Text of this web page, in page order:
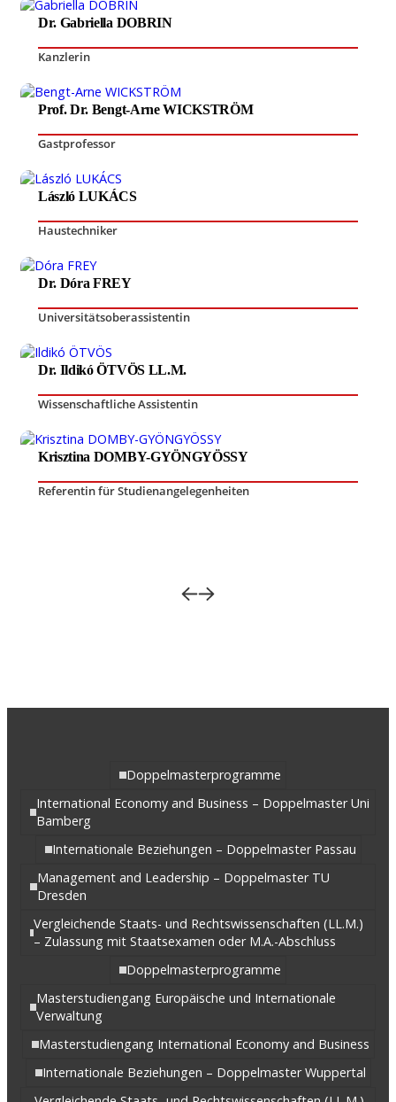
Dr. Gabriella DOBRIN
Kanzlerin
Prof. Dr. Bengt-Arne WICKSTRÖM
Gastprofessor
László LUKÁCS
Haustechniker
Dr. Dóra FREY
Universitätsoberassistentin
Dr. Ildikó ÖTVÖS LL.M.
Wissenschaftliche Assistentin
Krisztina DOMBY-GYÖNGYÖSSY
Referentin für Studienangelegenheiten
Doppelmasterprogramme
International Economy and Business – Doppelmaster Uni
Bamberg
Internationale Beziehungen – Doppelmaster Passau
Management and Leadership – Doppelmaster TU
Dresden
Vergleichende Staats- und Rechtswissenschaften (LL.M.)
– Zulassung mit Staatsexamen oder M.A.-Abschluss
Doppelmasterprogramme
Masterstudiengang Europäische und Internationale
Verwaltung
Masterstudiengang International Economy and Business
Internationale Beziehungen – Doppelmaster Wuppertal